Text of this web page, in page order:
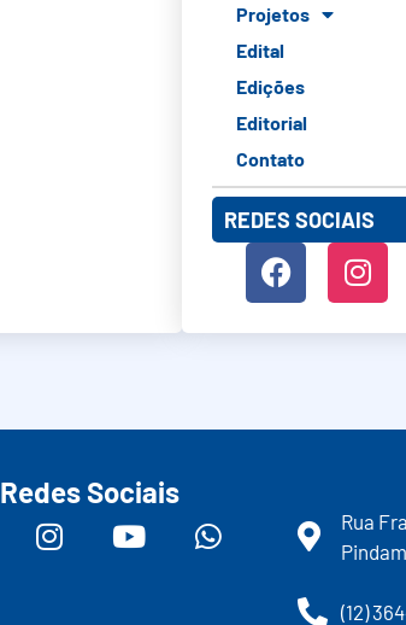
Projetos
Edital
Edições
Editorial
Contato
REDES SOCIAIS
Redes Sociais
Rua
(12)